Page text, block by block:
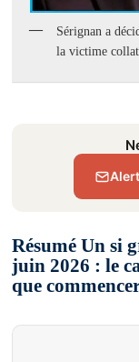
Sérignan a
la victime
Résumé Un si
juin 2026 : le
que